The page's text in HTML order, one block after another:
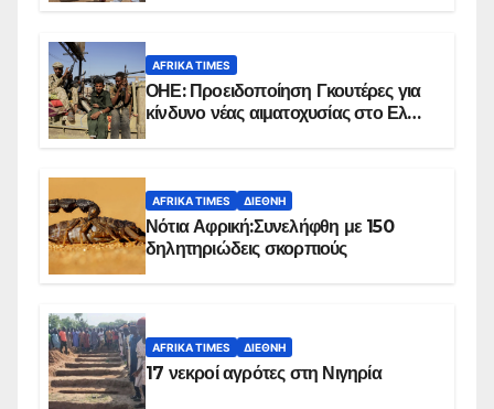
AFRIKA TIMES
ΟΗΕ: Προειδοποίηση Γκουτέρες για
κίνδυνο νέας αιματοχυσίας στο Ελ
AFRIKA TIMES ΔΙΕΘΝΉ
Νότια Αφρική:Συνελήφθη με 150
δηλητηριώδεις σκορπιούς
AFRIKA TIMES ΔΙΕΘΝΉ
17 νεκροί αγρότες στη Νιγηρία